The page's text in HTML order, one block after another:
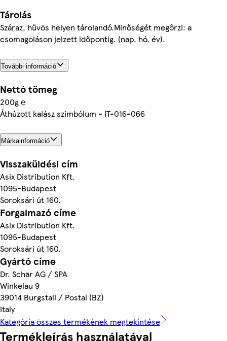
Tárolás
Száraz, hűvös helyen tárolandó.Minőségét megőrzi: a
csomagoláson jelzett időpontig. (nap, hó, év).
További információ
Nettó tömeg
200g ℮
Áthúzott kalász szimbólum - IT-016-066
Márkainformáció
Visszaküldési cím
Asix Distribution Kft.
1095-Budapest
Soroksári út 160.
Forgalmazó címe
Asix Distribution Kft.
1095-Budapest
Soroksári út 160.
Gyártó címe
Dr. Schär AG / SPA
Winkelau 9
39014 Burgstall / Postal (BZ)
Italy
Kategória összes termékének megtekintése
Termékleírás használatával